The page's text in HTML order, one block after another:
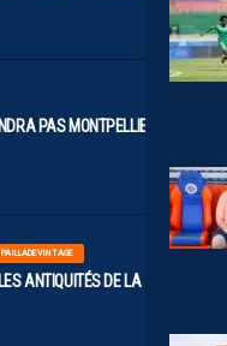
PAS MONTPELLIER…
PAILLADEVINTAGE
ANTIQUITÉS DE LA